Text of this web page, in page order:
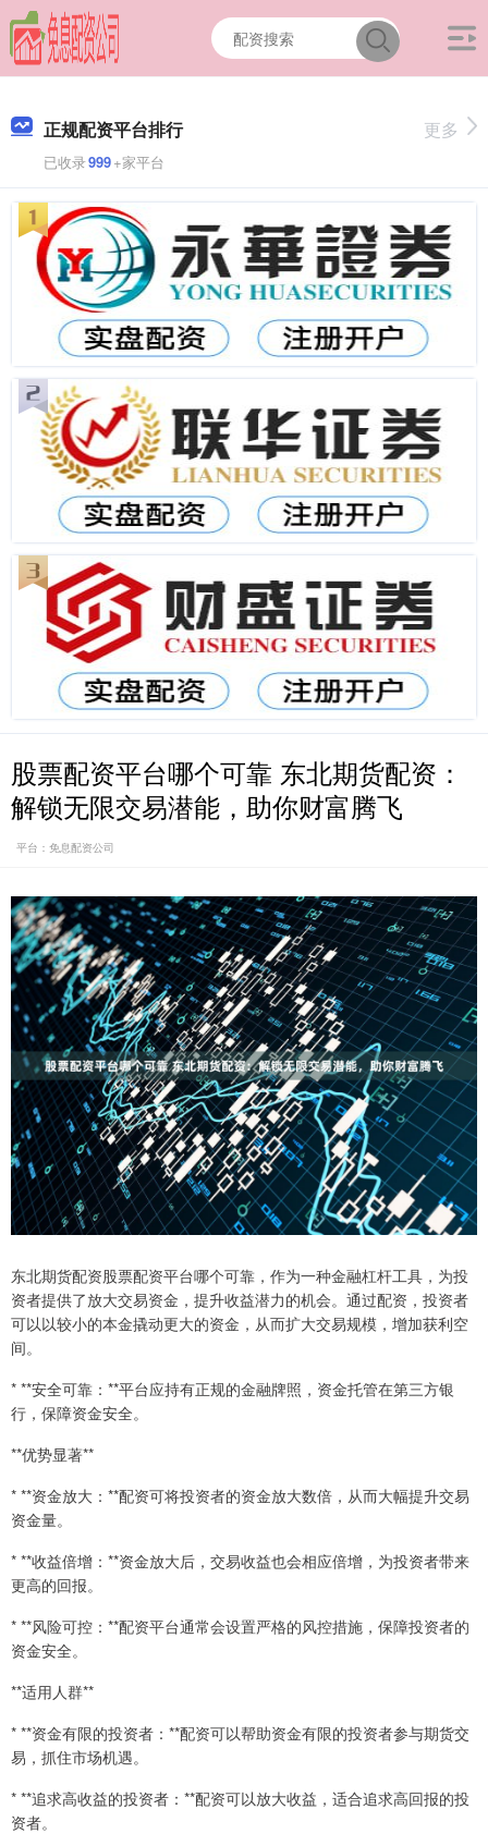
正规配资平台排行
已收录999+家平台
更多
股票配资平台哪个可靠 东北期货配资：
解锁无限交易潜能，助你财富腾飞
平台：免息配资公司
东北期货配资股票配资平台哪个可靠，作为一种金融杠杆工具，为投
资者提供了放大交易资金，提升收益潜力的机会。通过配资，投资者
可以以较小的本金撬动更大的资金，从而扩大交易规模，增加获利空
间。
* **安全可靠：**平台应持有正规的金融牌照，资金托管在第三方银
行，保障资金安全。
**优势显著**
* **资金放大：**配资可将投资者的资金放大数倍，从而大幅提升交易
资金量。
* **收益倍增：**资金放大后，交易收益也会相应倍增，为投资者带来
更高的回报。
* **风险可控：**配资平台通常会设置严格的风控措施，保障投资者的
资金安全。
**适用人群**
* **资金有限的投资者：**配资可以帮助资金有限的投资者参与期货交
易，抓住市场机遇。
* **追求高收益的投资者：**配资可以放大收益，适合追求高回报的投
资者。